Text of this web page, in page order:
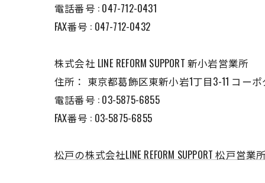
電話番号 : 047-712-0431
FAX番号 : 047-712-0432
株式会社 LINE REFORM SUPPORT 新小岩営業所
住所： 東京都葛飾区東新小岩1丁目3-11 コー
電話番号 : 03-5875-6855
FAX番号 : 03-5875-6855
松戸の株式会社LINE REFORM SUPPORT 松戸営業所